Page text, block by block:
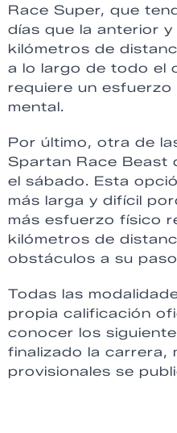
Race Super, que
días que la anterior
kilómetros de
a lo largo de todo el
requiere un
mental.
Por último, otra de
Spartan Race Beast
el sábado. Esta
más larga y difícil
más esfuerzo físico
kilómetros de
obstáculos a su
Todas las
propia calificación
conocer los
finalizado la carrera,
provisionales se